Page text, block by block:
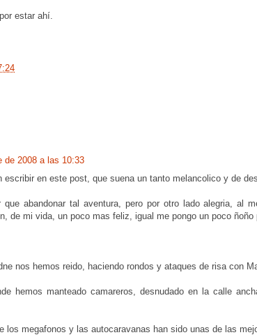
estar ahí.
de 2008 a las 10:33
escribir en este post, que suena un tanto melancolico y de
abandonar tal aventura, pero por otro lado alegria, al
de mi vida, un poco mas feliz, igual me pongo un poco
nos hemos reido, haciendo rondos y ataques de risa con
hemos manteado camareros, desnudado en la calle
los megafonos y las autocaravanas han sido unas de las